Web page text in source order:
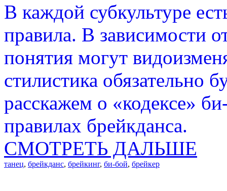
В каждой субкультуре
правила. В зависимости
понятия могут
стилистика обязательно
расскажем о «кодексе»
правилах брейкданса.
СМОТРЕТЬ ДАЛЬШЕ
танец, брейкданс, брейкинг, би-бой, брейкер